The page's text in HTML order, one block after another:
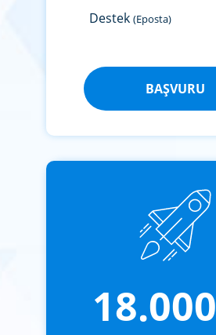
Destek (Eposta)
BAŞVURU
18.000